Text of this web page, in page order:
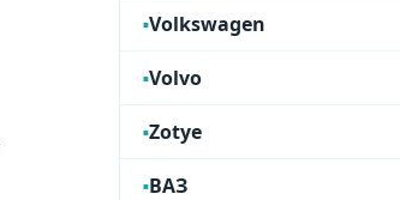
Volkswagen
Volvo
Zotye
ВАЗ